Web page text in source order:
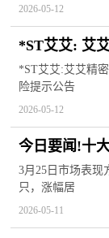
2026-05-12
*ST艾艾: 艾
公司股票交
*ST艾艾:艾艾精
险提示公告
2026-05-12
今日要闻!十
3月25日市场表现
只，涨幅居
2026-05-11